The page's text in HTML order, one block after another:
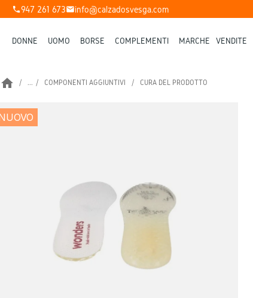
phone947 261 673mailinfo@calzadosvesga.com
DONNE UOMO BORSE COMPLEMENTI MARCHE VENDITE
home ... COMPONENTI AGGIUNTIVI CURA DEL PRODOTTO